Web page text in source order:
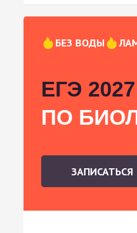
БЕЗ ВОДЫ
ЕГЭ
ПО
ЗАПИСАТЬСЯ